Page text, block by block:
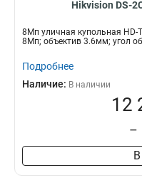
Hikvision DS-
8Мп уличная купольная HD-
8Мп; объектив 3.6мм; угол
Подробнее
Наличие: В наличии
12
–